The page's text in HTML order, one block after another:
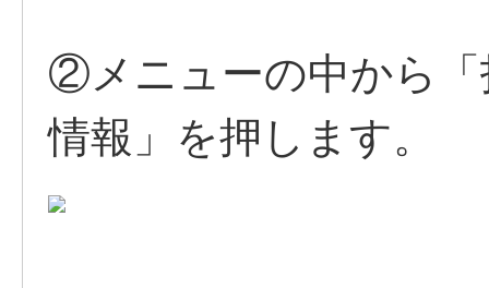
②メニューの中から
情報」を押します。